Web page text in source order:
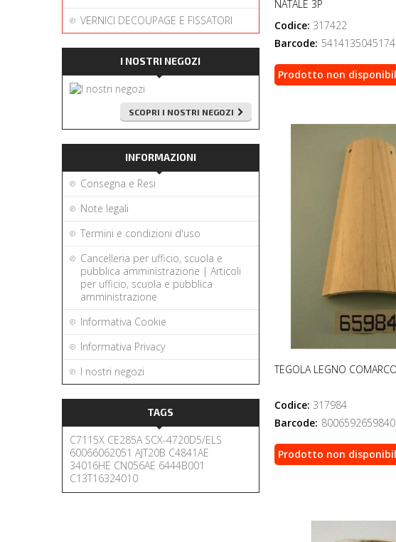
VERNICI DECOUPAGE E FISSATORI
I NOSTRI NEGOZI
SCOPRI I NOSTRI NEGOZI
INFORMAZIONI
Consegna e Resi
Note legali
Termini e condizioni d'uso
Cancelleria per ufficio, scuola e
pubblica amministrazione | Articoli
per ufficio, scuola e pubblica
amministrazione
Informativa Cookie
Informativa Privacy
I nostri negozi
TAGS
C7115X CE285A SCX-4720D5/ELS
60066062051 AJT20B C4841AE
34016HE CN056AE 6444B001
C13T16324010
NATALE 3P
Codice: 317422
Barcode: 5414135045174
Prodotto non
TEGOLA LEGNO
Codice: 317984
Barcode: 8006592659840
Prodotto non